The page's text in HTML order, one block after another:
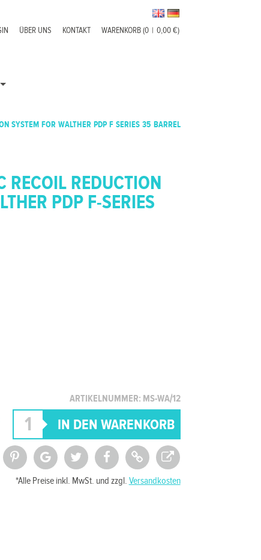
WARENKORB (0 | 0,00 €)
KONTAKT
ÜBER UNS
SYSTEM FOR WALTHER PDP F SERIES 35 BARREL
RECOIL REDUCTION
PDP F-SERIES
ARTIKELNUMMER: MS-WA/12
*Alle Preise inkl. MwSt. und zzgl. Versandkosten